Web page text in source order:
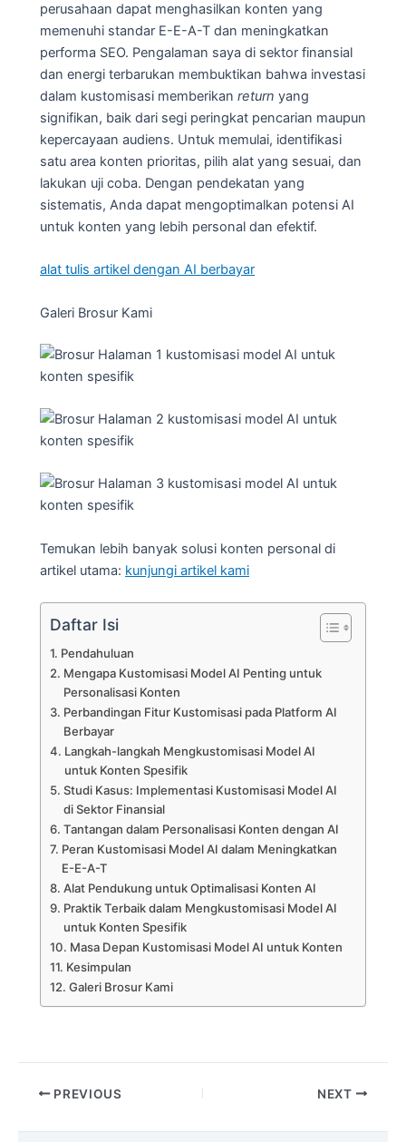
perusahaan dapat menghasilkan konten yang
memenuhi standar E-E-A-T dan meningkatkan
performa SEO. Pengalaman saya di sektor finansial
dan energi terbarukan membuktikan bahwa investasi
dalam kustomisasi memberikan return yang
signifikan, baik dari segi peringkat pencarian maupun
kepercayaan audiens. Untuk memulai, identifikasi
satu area konten prioritas, pilih alat yang sesuai, dan
lakukan uji coba. Dengan pendekatan yang
sistematis, Anda dapat mengoptimalkan potensi AI
untuk konten yang lebih personal dan efektif.
alat tulis artikel dengan AI berbayar
Galeri Brosur Kami
Temukan lebih banyak solusi konten personal di
artikel utama: kunjungi artikel kami
Daftar Isi
Pendahuluan
Mengapa Kustomisasi Model AI Penting untuk
Personalisasi Konten
Perbandingan Fitur Kustomisasi pada Platform AI
Berbayar
Langkah-langkah Mengkustomisasi Model AI
untuk Konten Spesifik
Studi Kasus: Implementasi Kustomisasi Model AI
di Sektor Finansial
Tantangan dalam Personalisasi Konten dengan AI
Peran Kustomisasi Model AI dalam Meningkatkan
E-E-A-T
Alat Pendukung untuk Optimalisasi Konten AI
Praktik Terbaik dalam Mengkustomisasi Model AI
untuk Konten Spesifik
Masa Depan Kustomisasi Model AI untuk Konten
Kesimpulan
Galeri Brosur Kami
PREVIOUS NEXT